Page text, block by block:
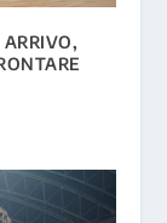
ARRIVO,